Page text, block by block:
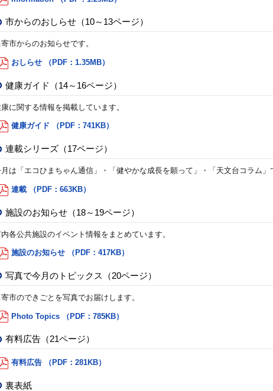
市からのおしらせ（10～13ページ）
市からのお知らせです。
おしらせ （PDF：1.35MB）
健康ガイド（14～16ページ）
に関する情報を掲載しています。
健康ガイド （PDF：741KB）
連載シリーズ（17ページ）
は「エコひまちゃん通信」・「健やかな成長を願って」・「天文台コラム」
連載 （PDF：663KB）
施設のお知らせ（18～19ページ）
各公共施設のイベント情報をまとめています。
施設のお知らせ （PDF：417KB）
写真で今月のトピックス（20ページ）
市のできごとを写真でお届けします。
Photo Topics （PDF：785KB）
有料広告（21ページ）
有料広告 （PDF：281KB）
裏表紙